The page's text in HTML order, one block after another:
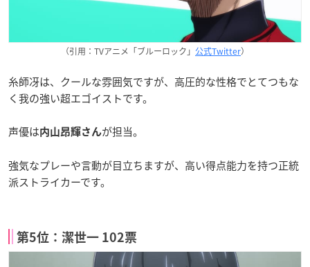
（引用：TVアニメ「ブルーロック」 公式Twitter）
糸師冴は、クールな雰囲気ですが、高圧的な性格でとてつもな
く我の強い超エゴイストです。
声優は内山昂輝さんが担当。
強気なプレーや言動が目立ちますが、高い得点能力を持つ正統
派ストライカーです。
第5位：潔世一 102票